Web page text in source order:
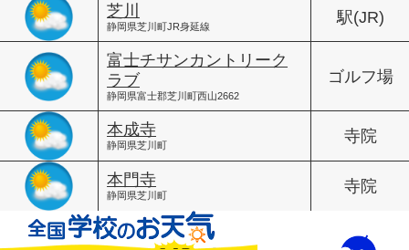
芝川
静岡県芝川町JR身延線
駅(JR)
富士チサンカントリーク
ラブ
静岡県富士郡芝川町西山2662
ゴルフ場
本成寺
静岡県芝川町
寺院
本門寺
静岡県芝川町
寺院